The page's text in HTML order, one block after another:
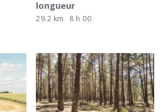
longueur
29.2 km 8 h 00